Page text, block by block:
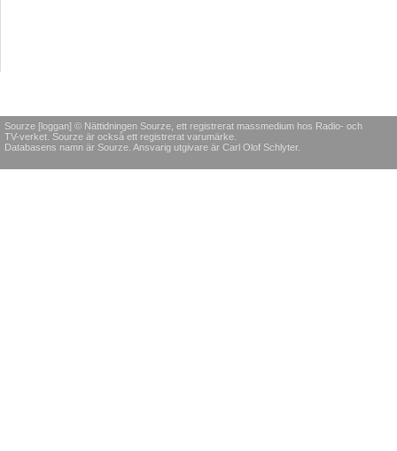
Sourze [loggan] © Nättidningen Sourze, ett registrerat massmedium hos Radio- och
TV-verket. Sourze är också ett registrerat varumärke.
Databasens namn är Sourze. Ansvarig utgivare är Carl Olof Schlyter.